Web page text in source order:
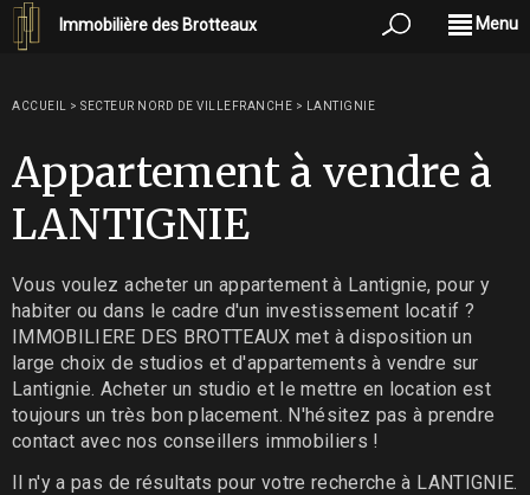
Immobilière des Brotteaux Menu
ACCUEIL > SECTEUR NORD DE VILLEFRANCHE > LANTIGNIE
Appartement à vendre à
LANTIGNIE
Vous voulez acheter un appartement à Lantignie, pour y
habiter ou dans le cadre d'un investissement locatif ?
IMMOBILIERE DES BROTTEAUX met à disposition un
large choix de studios et d'appartements à vendre sur
Lantignie. Acheter un studio et le mettre en location est
toujours un très bon placement. N'hésitez pas à prendre
contact avec nos conseillers immobiliers !
Il n'y a pas de résultats pour votre recherche à LANTIGNIE.